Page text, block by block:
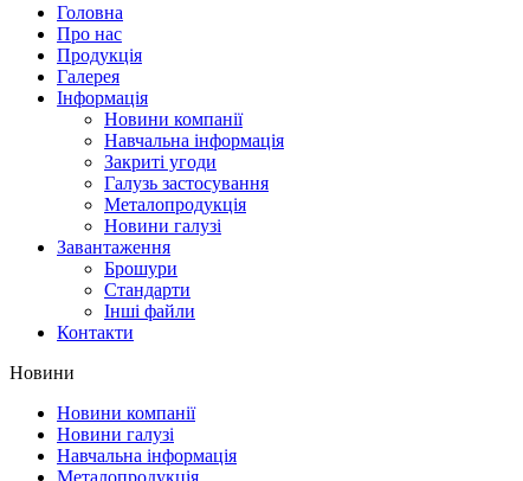
Головна
Про нас
Продукція
Галерея
Інформація
Новини компанії
Навчальна інформація
Закриті угоди
Галузь застосування
Металопродукція
Новини галузі
Завантаження
Брошури
Стандарти
Інші файли
Контакти
Новини
Новини компанії
Новини галузі
Навчальна інформація
Металопродукція